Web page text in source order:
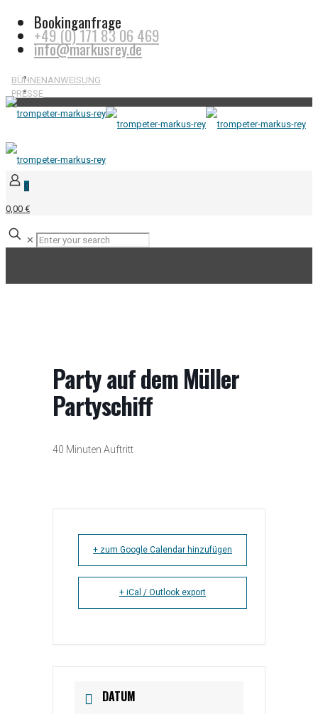
Bookinganfrage
+49 (0) 171 83 06 469
info@markusrey.de
BÜHNENANWEISUNG
PRESSE
0
0,00 €
✕
Party auf dem Müller
Partyschiff
40 Minuten Auftritt
+ zum Google Calendar hinzufügen
+ iCal / Outlook export
DATUM